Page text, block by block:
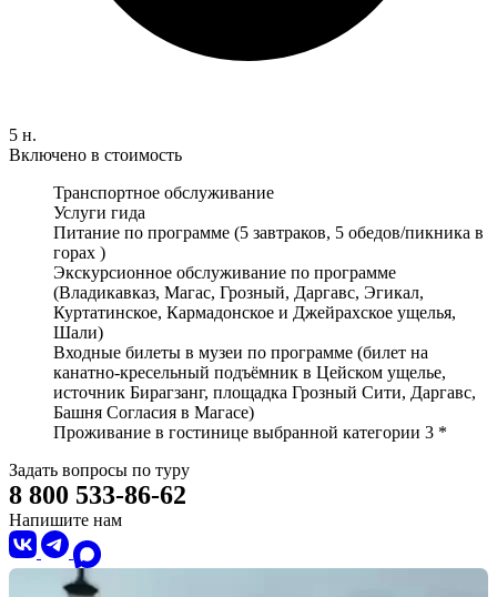
5 н.
Включено в стоимость
Транспортное обслуживание
Услуги гида
Питание по программе (5 завтраков, 5 обедов/пикника в
горах )
Экскурсионное обслуживание по программе
(Владикавказ, Магас, Грозный, Даргавс, Эгикал,
Куртатинское, Кармадонское и Джейрахское ущелья,
Шали)
Входные билеты в музеи по программе (билет на
канатно-кресельный подъёмник в Цейском ущелье,
источник Бирагзанг, площадка Грозный Сити, Даргавс,
Башня Согласия в Магасе)
Проживание в гостинице выбранной категории 3 *
Задать вопросы по туру
8 800 533-86-62
Напишите нам